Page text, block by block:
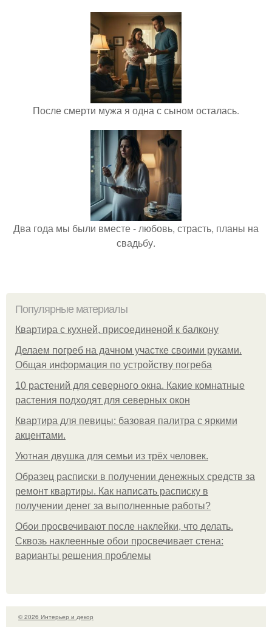
После смерти мужа я одна с сыном осталась.
Два года мы были вместе - любовь, страсть, планы на
свадьбу.
Популярные материалы
Квартира с кухней, присоединеной к балкону
Делаем погреб на дачном участке своими руками.
Общая информация по устройству погреба
10 растений для северного окна. Какие комнатные
растения подходят для северных окон
Квартира для певицы: базовая палитра с яркими
акцентами.
Уютная двушка для семьи из трёх человек.
Образец расписки в получении денежных средств за
ремонт квартиры. Как написать расписку в
получении денег за выполненные работы?
Обои просвечивают после наклейки, что делать.
Сквозь наклеенные обои просвечивает стена:
варианты решения проблемы
© 2026 Интерьер и декор